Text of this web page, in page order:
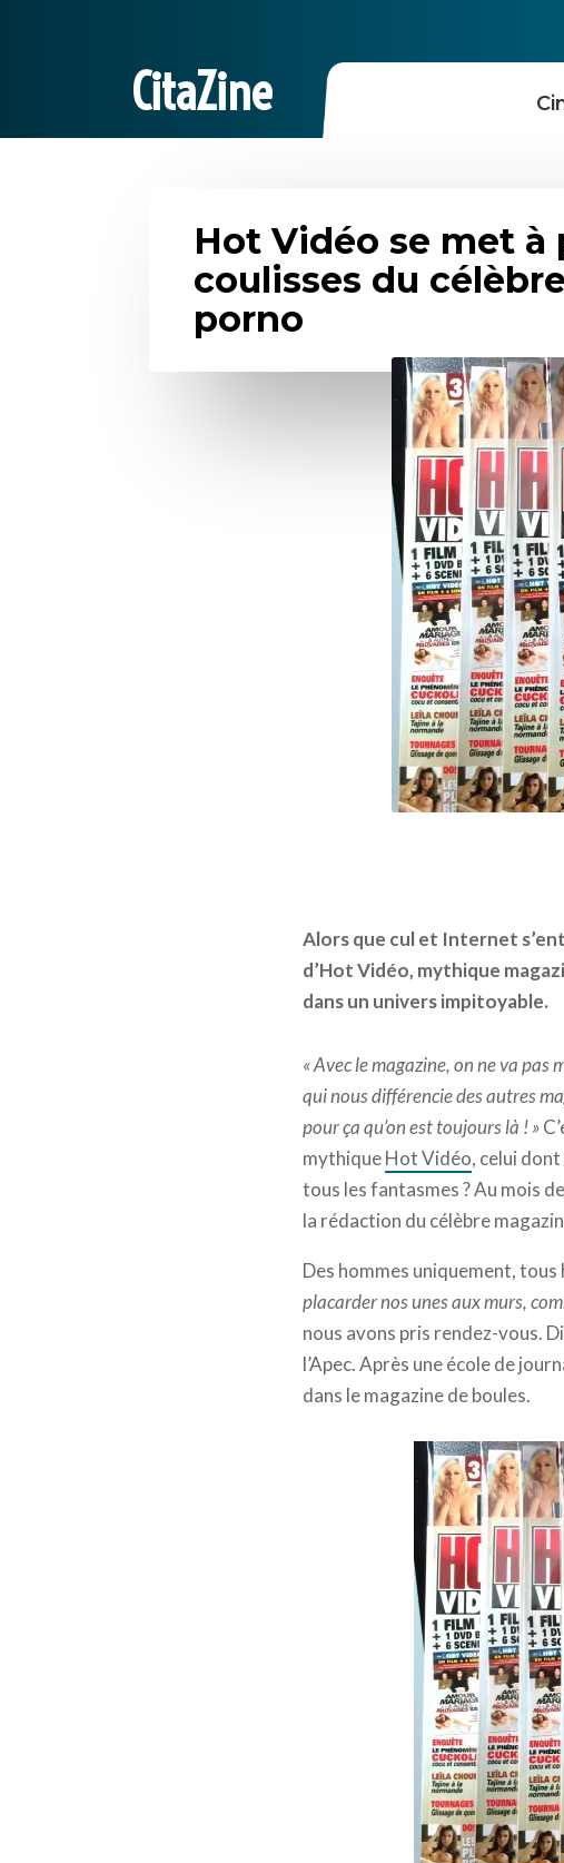
CitaZine
Hot Vidéo se met à
coulisses du
porno
Alors que cul et Internet
d’Hot Vidéo, mythique
dans un univers impitoyable.
« Avec le magazine, on ne va
qui nous différencie des autres
pour ça qu’on est toujours là ! »
mythiqueHot Vidéo, celui
tous les fantasmes ? Au mois
la rédaction du célèbre
Des hommes uniquement,
placarder nos unes aux murs,
nous avons pris rendez-vous.
l’Apec. Après une école de
dans le magazine de boules.